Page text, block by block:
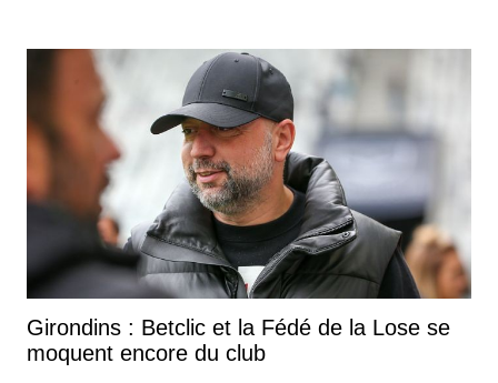
Girondins : Betclic et la Fédé de la Lose se
moquent encore du club